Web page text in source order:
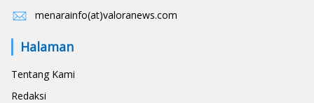
menarainfo(at)valoranews.com
Halaman
Tentang Kami
Redaksi